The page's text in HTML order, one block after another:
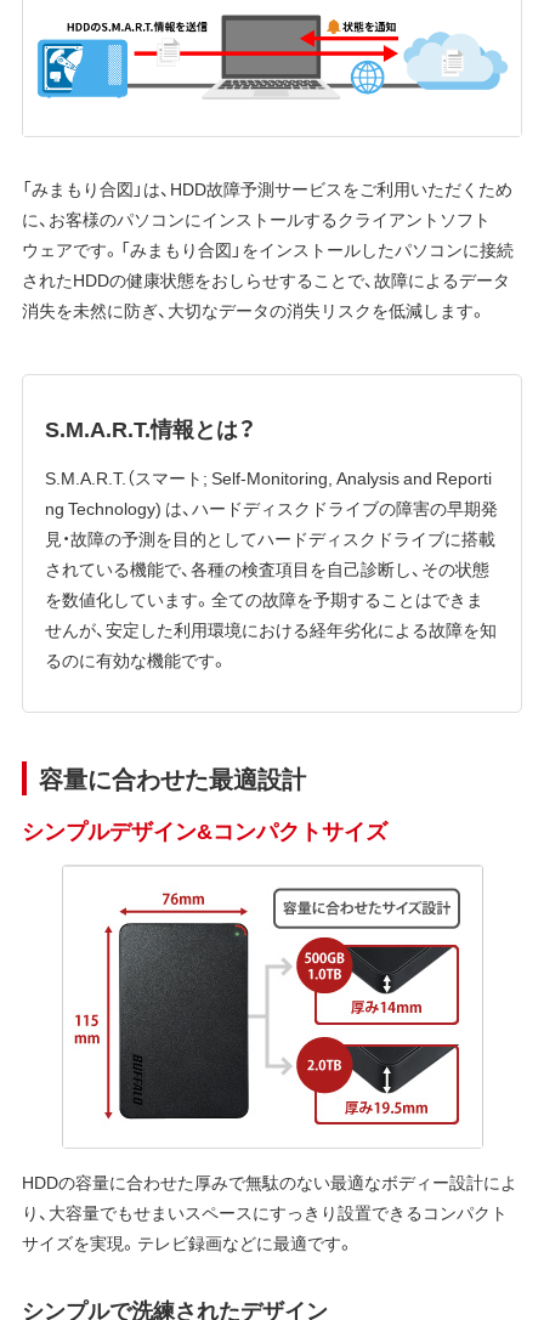
「みまもり合図」は、HDD故障予測サービスをご利用いただくため
に、お客様のパソコンにインストールするクライアントソフト
ウェアです。「みまもり合図」をインストールしたパソコンに接続
されたHDDの健康状態をおしらせすることで、故障によるデータ
消失を未然に防ぎ、大切なデータの消失リスクを低減します。
S.M.A.R.T.情報とは？
S.M.A.R.T.（スマート; Self-Monitoring, Analysis and Reporti
ng Technology) は、ハードディスクドライブの障害の早期発
見・故障の予測を目的としてハードディスクドライブに搭載
されている機能で、各種の検査項目を自己診断し、その状態
を数値化しています。全ての故障を予期することはできま
せんが、安定した利用環境における経年劣化による故障を知
るのに有効な機能です。
容量に合わせた最適設計
シンプルデザイン&コンパクトサイズ
HDDの容量に合わせた厚みで無駄のない最適なボディー設計によ
り、大容量でもせまいスペースにすっきり設置できるコンパクト
サイズを実現。テレビ録画などに最適です。
シンプルで洗練されたデザイン